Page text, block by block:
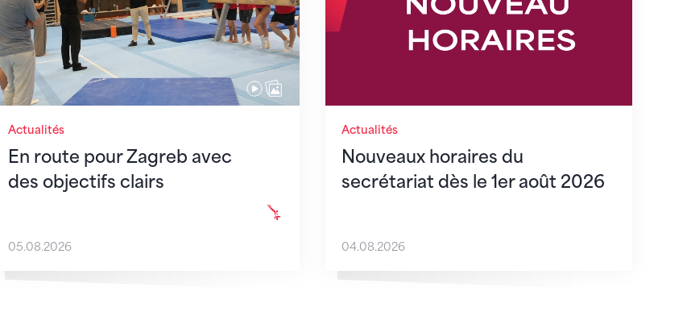
Actualités
En route pour Zagreb avec
des objectifs clairs
05.08.2026
Actualités
Nouveaux horaires du
secrétariat dès le 1er août 2026
04.08.2026